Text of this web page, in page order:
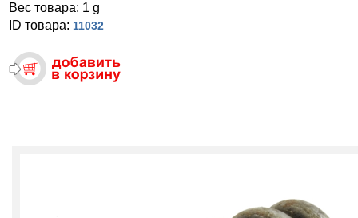
Вес товара: 1 g
ID товара: 11032